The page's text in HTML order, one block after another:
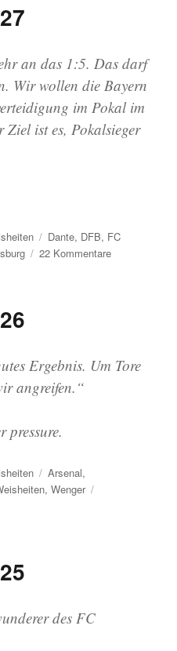
an das 1:5. Das darf
Wir wollen die Bayern
im Pokal im
Ziel ist es, Pokalsieger
Schlagwörter
Dante, DFB, FC
22 Kommentarezu
Ergebnis. Um Tore
angreifen.“
pressure.
Schlagwörter
Arsenal,
,Wenger
des FC